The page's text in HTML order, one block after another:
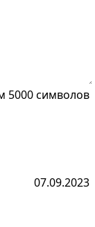
5000 символов
07.09.2023